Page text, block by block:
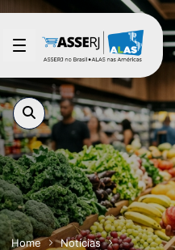
Pular para o Conteúdo
Home
Notícias